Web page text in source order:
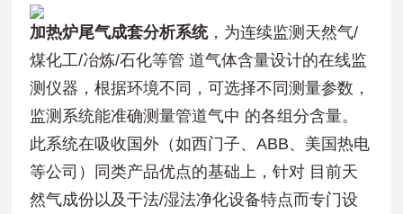
加热炉尾气成套分析系统，为连续监测天然气/
煤化工/冶炼/石化等管 道气体含量设计的在线监
测仪器，根据环境不同，可选择不同测量参数，
监测系统能准确测量管道气中 的各组分含量。
此系统在吸收国外（如西门子、ABB、美国热电
等公司）同类产品优点的基础上，针对 目前天
然气成份以及干法/湿法净化设备特点而专门设